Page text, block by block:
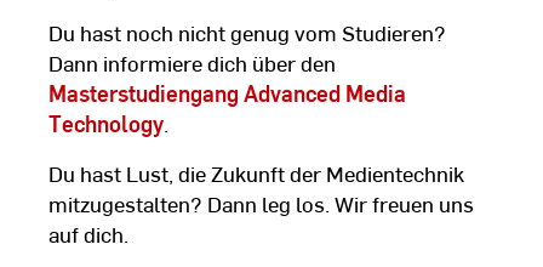
Du hast noch nicht genug vom Studieren?
Dann informiere dich über den
Masterstudiengang Advanced Media
Technology.
Du hast Lust, die Zukunft der Medientechnik
mitzugestalten? Dann leg los. Wir freuen uns
auf dich.